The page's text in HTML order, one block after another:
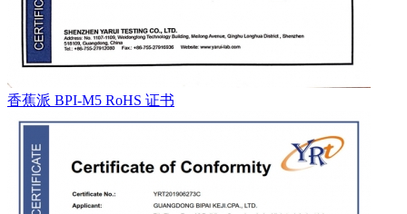
香蕉派 BPI-M5 RoHS 证书